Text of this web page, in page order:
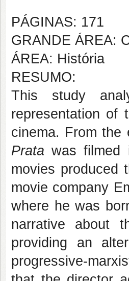
PÁGINAS: 171
GRANDE ÁREA:
ÁREA: História
RESUMO:
This study
representation of
cinema. From
Prata was
movies produced
movie company
where he was
narrative about
providing an
progressive-